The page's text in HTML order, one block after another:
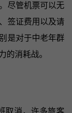
尽管机票可以无
签证费用以及请
是对于中老年群
的消耗战。
取消，许多旅客